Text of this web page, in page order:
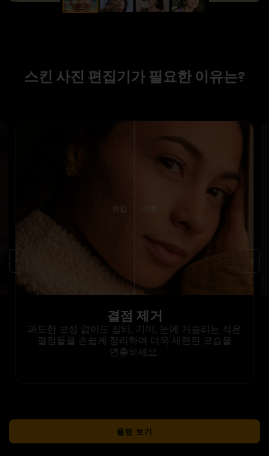
스킨 사진 편집기가 필요한 이유는?
결점 제거
과도한 보정 없이도 잡티, 기미, 눈에 거슬리는 작은
결점들을 손쉽게 정리하여 더욱 세련된 모습을
연출하세요.
이전 이후
플랜 보기